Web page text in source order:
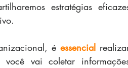
estratégias
é essencial
você vai coletar